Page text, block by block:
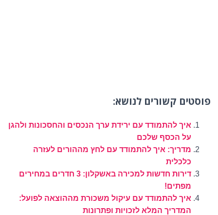
פוסטים קשורים לנושא:
איך להתמודד עם ירידת ערך הנכסים והחסכונות ולהגן
על הכסף שלכם
מדריך: איך להתמודד עם לחץ מההורים לעזרה
כלכלית
דירות חדשות למכירה באשקלון: 3 חדרים במחירים
מפתים!
איך להתמודד עם עיקול משכורת מההוצאה לפועל:
המדריך המלא לזכויות ופתרונות